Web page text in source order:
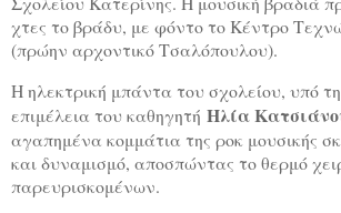
χτες το βράδυ, με φόντο το Κέντρο
(πρώην αρχοντικό Τσαλόπουλου).
Η ηλεκτρική μπάντα του σχολείου, υπό
επιμέλεια του καθηγητή Ηλία
αγαπημένα κομμάτια της ροκ μουσικής
και δυναμισμό, αποσπώντας το θερμό
παρευρισκομένων.